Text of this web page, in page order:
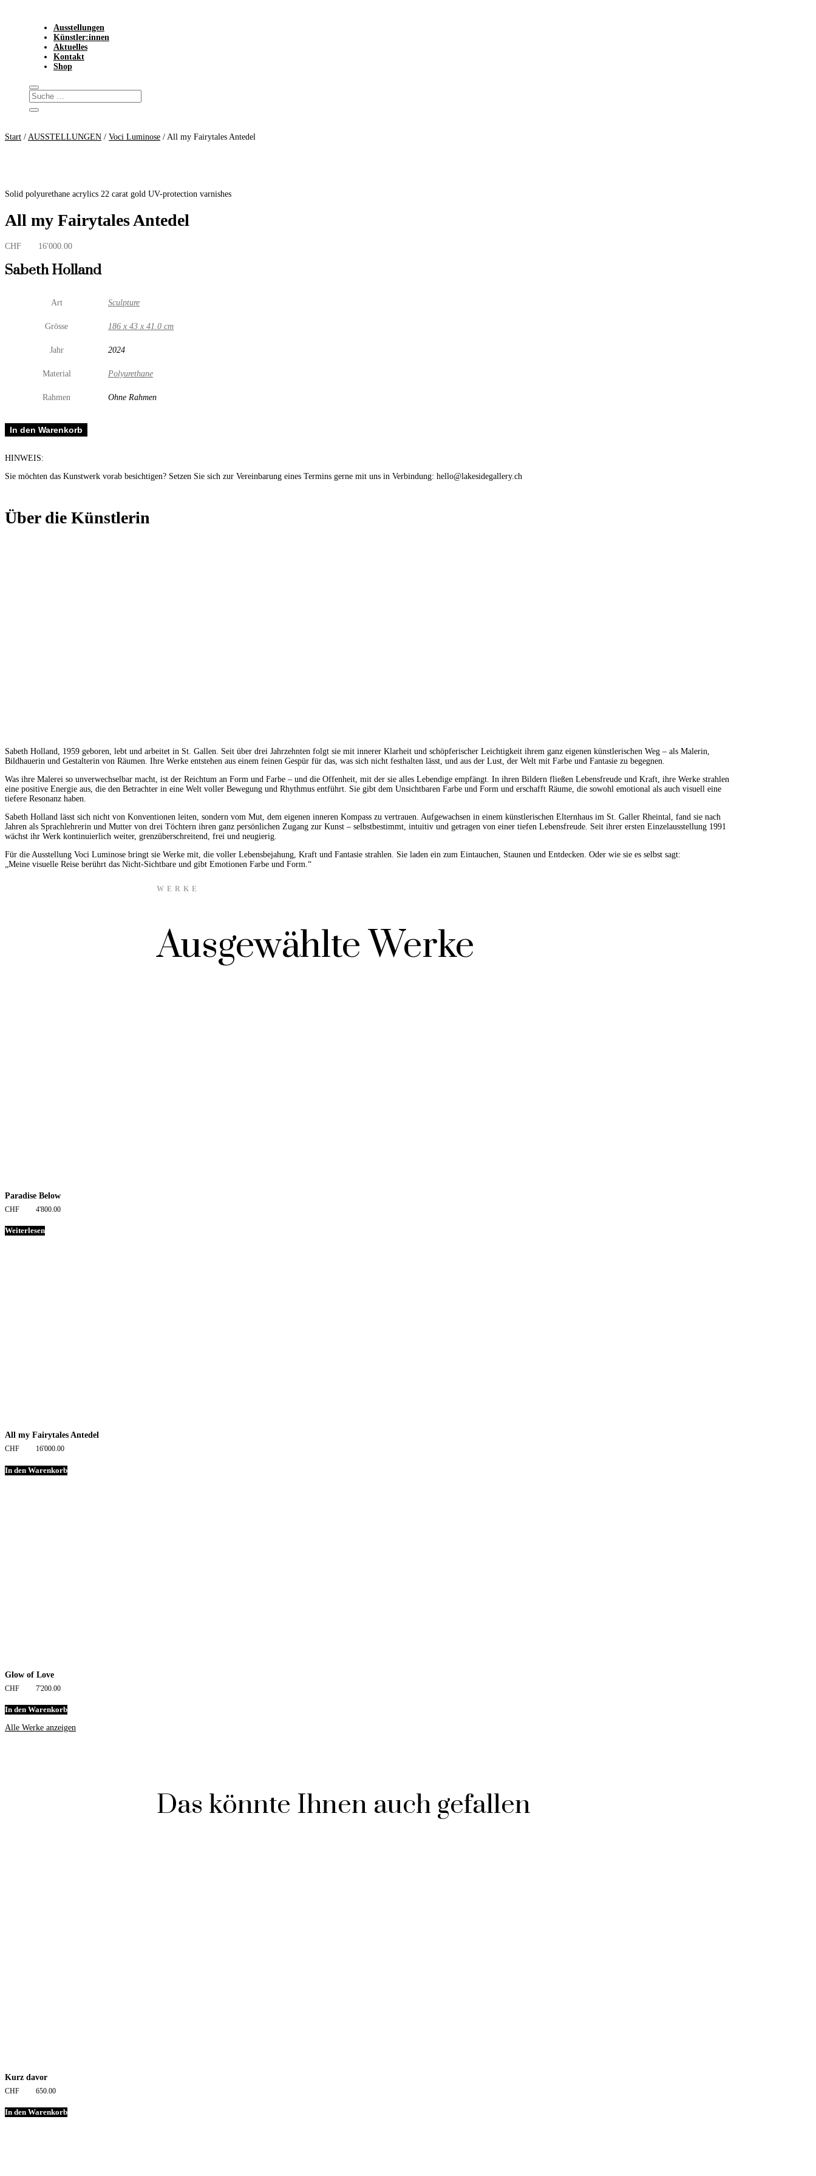
Ausstellungen
Künstler:innen
Aktuelles
Kontakt
Shop
Start / AUSSTELLUNGEN / Voci Luminose / All my Fairytales Antedel
Solid polyurethane acrylics 22 carat gold UV-protection varnishes
All my Fairytales Antedel
CHF 16'000.00
Sabeth Holland
Art Sculpture
Grösse 186 x 43 x 41.0 cm
Jahr 2024
Material Polyurethane
Rahmen Ohne Rahmen
All
my
Antedel
In den Warenkorb
HINWEIS:
Sie möchten das Kunstwerk vorab besichtigen? Setzen Sie sich zur Vereinbarung eines Termins gerne mit uns in Verbindung: hello@lakesidegallery.ch
Über die Künstlerin
Sabeth Holland, 1959 geboren, lebt und arbeitet in St. Gallen. Seit über drei Jahrzehnten folgt sie mit innerer Klarheit und schöpferischer Leichtigkeit ihrem ganz eigenen künstlerischen Weg – als Malerin,
Bildhauerin und Gestalterin von Räumen. Ihre Werke entstehen aus einem feinen Gespür für das, was sich nicht festhalten lässt, und aus der Lust, der Welt mit Farbe und Fantasie zu begegnen.
Was ihre Malerei so unverwechselbar macht, ist der Reichtum an Form und Farbe – und die Offenheit, mit der sie alles Lebendige empfängt. In ihren Bildern fließen Lebensfreude und Kraft, ihre Werke strahlen
eine positive Energie aus, die den Betrachter in eine Welt voller Bewegung und Rhythmus entführt. Sie gibt dem Unsichtbaren Farbe und Form und erschafft Räume, die sowohl emotional als auch visuell eine
tiefere Resonanz haben.
Sabeth Holland lässt sich nicht von Konventionen leiten, sondern vom Mut, dem eigenen inneren Kompass zu vertrauen. Aufgewachsen in einem künstlerischen Elternhaus im St. Galler Rheintal, fand sie nach
Jahren als Sprachlehrerin und Mutter von drei Töchtern ihren ganz persönlichen Zugang zur Kunst – selbstbestimmt, intuitiv und getragen von einer tiefen Lebensfreude. Seit ihrer ersten Einzelausstellung 1991
wächst ihr Werk kontinuierlich weiter, grenzüberschreitend, frei und neugierig.
Für die Ausstellung Voci Luminose bringt sie Werke mit, die voller Lebensbejahung, Kraft und Fantasie strahlen. Sie laden ein zum Eintauchen, Staunen und Entdecken. Oder wie sie es selbst sagt:
„Meine visuelle Reise berührt das Nicht-Sichtbare und gibt Emotionen Farbe und Form.“
WERKE
Ausgewählte Werke
Paradise Below
CHF 4'800.00
Weiterlesen
All my Fairytales Antedel
CHF 16'000.00
In den Warenkorb
Glow of Love
CHF 7'200.00
In den Warenkorb
Alle Werke anzeigen
Das könnte Ihnen auch gefallen
Kurz davor
CHF 650.00
In den Warenkorb